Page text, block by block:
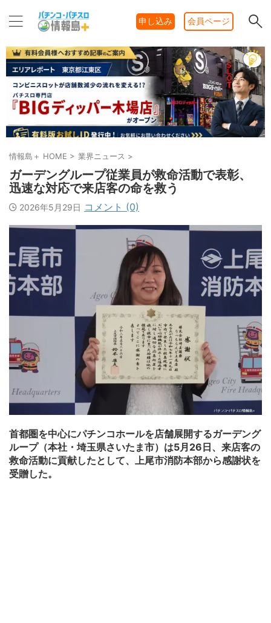
申し込み 会員ページ
情報島＋ HOME > 業界ニュース >
ガーデングループ従業員が救命活動で表彰、
迅速な対応で来店客の命を救う
2026年5月29日 コメント (0)
首都圏を中心にパチンコホールを店舗展開するガーデング
ループ（本社・埼玉県さいたま市）は5月26日、来店客の
救命活動に貢献したとして、上尾市消防本部から感謝状を
受贈した。